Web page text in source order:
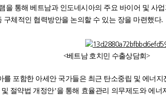
을 통해 베트남과 인도네시아의 주요 바이어 및 사
구체적인 협력방안을 논의할 수 있는 장을 마련했다.
베트남 호치민 수출상담회
를 포함한 아세안 국가들은 최근 탄소중립 및 에너
절약법 개정안’을 통해 효율관리 의무제도와 에너